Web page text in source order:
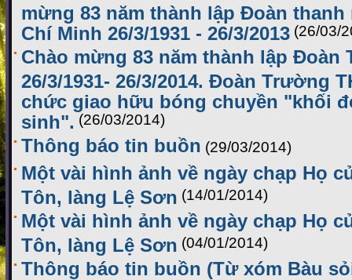
mừng 83 năm thành lập Đoàn thanh
Chí Minh 26/3/1931 - 26/3/2013 (26/03/
Chào mừng 83 năm thành lập Đoàn
26/3/1931- 26/3/2014. Đoàn Trường
chức giao hữu bóng chuyền "khối
sinh".
(26/03/2014)
Thông báo tin buồn (29/03/2014)
Một vài hình ảnh về ngày chạp Họ
Tôn, làng Lệ Sơn (14/01/2014)
Một vài hình ảnh về ngày chạp Họ
Tôn, làng Lệ Sơn (04/01/2014)
Thông báo tin buồn (Từ xóm Bàu